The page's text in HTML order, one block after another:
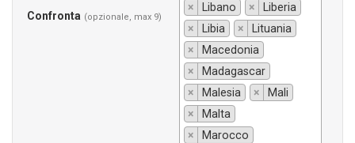
Confronta (opzionale, max 9)
×
Libano ×
Liberia
×
Libia ×
Lituania
×
Macedonia
×
Madagascar
×
Malesia ×
Mali
×
Malta
×
Marocco